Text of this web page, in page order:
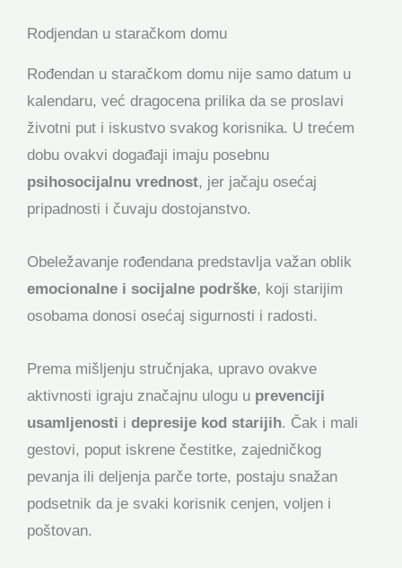
Rodjendan u staračkom domu
Rođendan u staračkom domu nije samo datum u
kalendaru, već dragocena prilika da se proslavi
životni put i iskustvo svakog korisnika. U trećem
dobu ovakvi događaji imaju posebnu
psihosocijalnu vrednost, jer jačaju osećaj
pripadnosti i čuvaju dostojanstvo.
Obeležavanje rođendana predstavlja važan oblik
emocionalne i socijalne podrške, koji starijim
osobama donosi osećaj sigurnosti i radosti.
Prema mišljenju stručnjaka, upravo ovakve
aktivnosti igraju značajnu ulogu u prevenciji
usamljenosti i depresije kod starijih. Čak i mali
gestovi, poput iskrene čestitke, zajedničkog
pevanja ili deljenja parče torte, postaju snažan
podsetnik da je svaki korisnik cenjen, voljen i
poštovan.